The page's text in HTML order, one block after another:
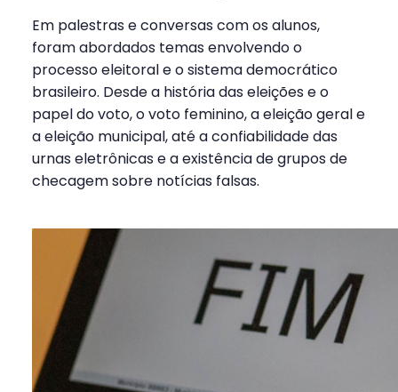
Em palestras e conversas com os alunos,
foram abordados temas envolvendo o
processo eleitoral e o sistema democrático
brasileiro. Desde a história das eleições e o
papel do voto, o voto feminino, a eleição geral e
a eleição municipal, até a confiabilidade das
urnas eletrônicas e a existência de grupos de
checagem sobre notícias falsas.